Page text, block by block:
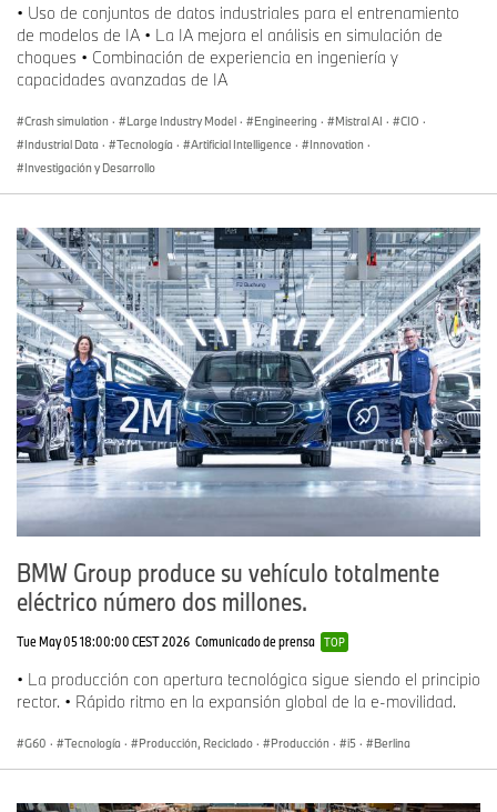
• Uso de conjuntos de datos industriales para el entrenamiento
de modelos de IA • La IA mejora el análisis en simulación de
choques • Combinación de experiencia en ingeniería y
capacidades avanzadas de IA
Crash simulation · Large Industry Model · Engineering · Mistral AI · CIO ·
Industrial Data · Tecnología · Artificial Intelligence · Innovation ·
Investigación y Desarrollo
BMW Group produce su vehículo totalmente
eléctrico número dos millones.
Tue May 05 18:00:00 CEST 2026 Comunicado de prensa TOP
• La producción con apertura tecnológica sigue siendo el principio
rector. • Rápido ritmo en la expansión global de la e-movilidad.
G60 · Tecnología · Producción, Reciclado · Producción · i5 · Berlina